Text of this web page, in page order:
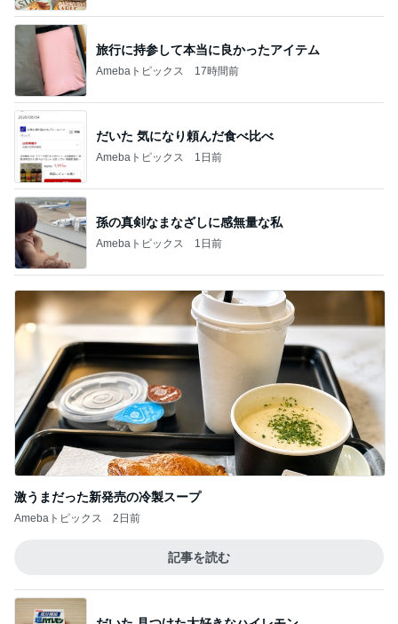
旅行に持参して本当に良かったアイテム
Amebaトピックス 17時間前
だいた 気になり頼んだ食べ比べ
Amebaトピックス 1日前
孫の真剣なまなざしに感無量な私
Amebaトピックス 1日前
激うまだった新発売の冷製スープ
Amebaトピックス 2日前
記事を読む